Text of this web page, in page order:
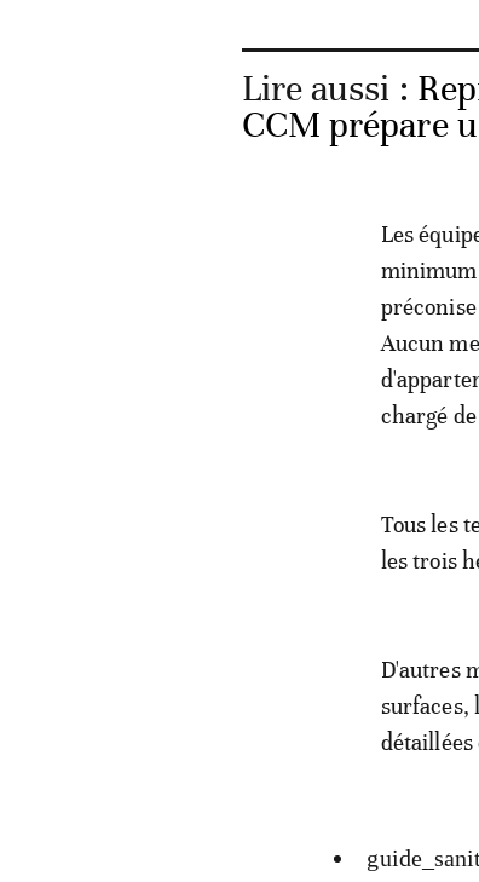
Lire aussi :
CCM prépare
Les
minimum
Aucun
chargé
Tous les
les trois
D'autres
surfaces,
détaillées